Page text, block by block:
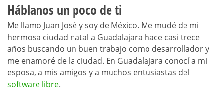
Háblanos un poco de ti
Me llamo Juan José y soy de México. Me mudé de mi
hermosa ciudad natal a Guadalajara hace casi trece
años buscando un buen trabajo como desarrollador y
me enamoré de la ciudad. En Guadalajara conocí a mi
esposa, a mis amigos y a muchos entusiastas del
software libre.